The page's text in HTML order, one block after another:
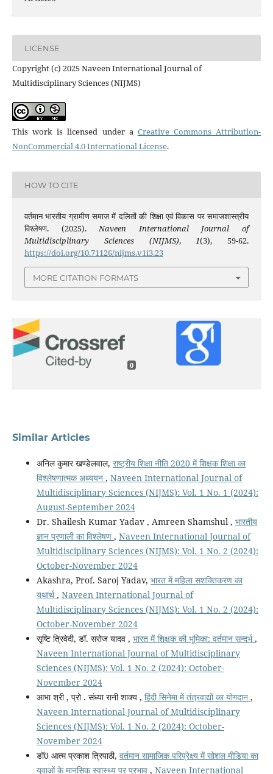
LICENSE
Copyright (c) 2025 Naveen International Journal of
Multidisciplinary Sciences (NIJMS)
This work is licensed under a Creative Commons Attribution-
NonCommercial 4.0 International License.
HOW TO CITE
वर्तमान भारतीय ग्रामीण समाज में दलितों की शिक्षा एवं विकास पर समाजशास्त्रीय
विश्लेषण. (2025).Naveen International Journal of
Multidisciplinary Sciences (NIJMS),1(3), 59-62.
https://doi.org/10.71126/nijms.v1i3.23
MORE CITATION FORMATS
0
Similar Articles
अनिल कुमार खण्डेलवाल, राष्ट्रीय शिक्षा नीति 2020 में शिक्षक शिक्षा का
विश्लेषणात्मक अध्ययन , Naveen International Journal of
Multidisciplinary Sciences (NIJMS): Vol. 1 No. 1 (2024):
August-September 2024
Dr. Shailesh Kumar Yadav , Amreen Shamshul , भारतीय
ज्ञान प्रणाली का विश्लेषण , Naveen International Journal of
Multidisciplinary Sciences (NIJMS): Vol. 1 No. 2 (2024):
October-November 2024
Akashra, Prof. Saroj Yadav, भारत में महिला सशक्तिकरण का
यथार्थ, Naveen International Journal of
Multidisciplinary Sciences (NIJMS): Vol. 1 No. 2 (2024):
October-November 2024
सृष्टि त्रिवेदी, डॉ. सरोज यादव , भारत में शिक्षक की भूमिका: वर्तमान सन्दर्भ,
Naveen International Journal of Multidisciplinary
Sciences (NIJMS): Vol. 1 No. 2 (2024): October-
November 2024
आभा श्री , प्रो . संध्या रानी शाक्य , हिंदी सिनेमा में तंत्रवाद्यों का योगदान ,
Naveen International Journal of Multidisciplinary
Sciences (NIJMS): Vol. 1 No. 2 (2024): October-
November 2024
डॉ0 आत्म प्रकाश त्रिपाठी, वर्तमान सामाजिक परिप्रेक्ष्य में सोशल मीडिया का
युवाओं के मानसिक स्वास्थ्य पर प्रभाव , Naveen International